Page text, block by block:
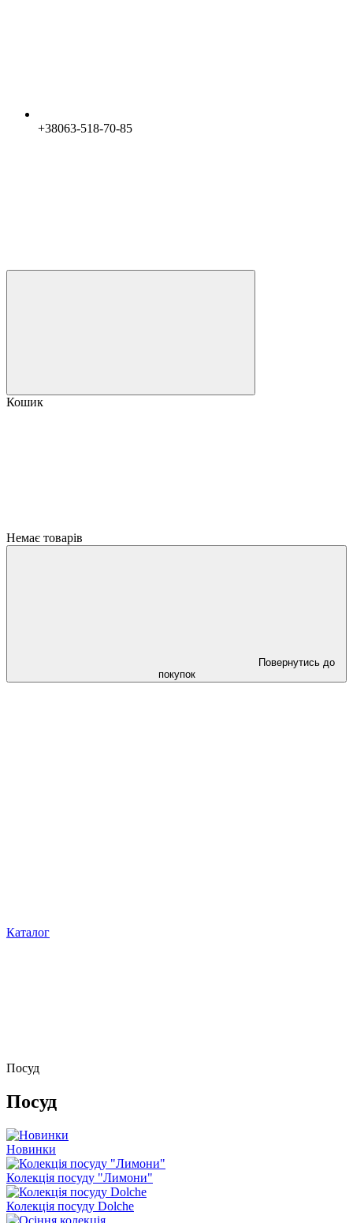
+38063-518-70-85
Кошик
Немає товарів
Повернутись до
покупок
Каталог
Посуд
Посуд
Новинки
Колекція посуду "Лимони"
Колекція посуду Dolche